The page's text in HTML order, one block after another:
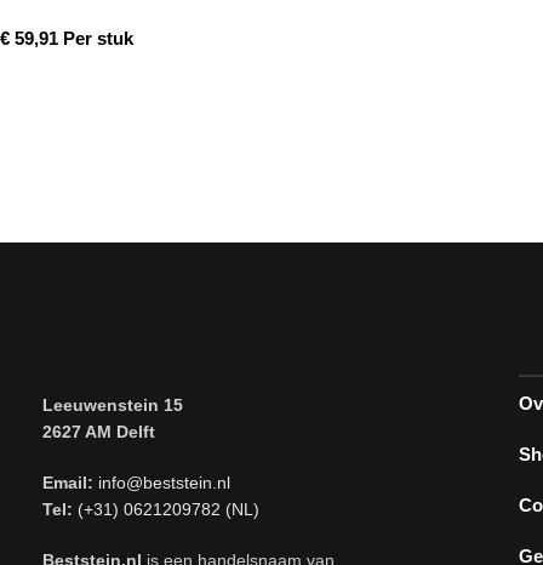
€ 59,91 Per stuk
Leeuwenstein 15
2627 AM Delft
Email: info@beststein.nl
Tel: (+31) 0621209782 (NL)
Beststein.nl is een handelsnaam van